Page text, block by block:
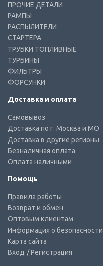
ПРОЧИЕ ДЕТАЛИ
РАМПЫ
РАСПЫЛИТЕЛИ
СТАРТЕРА
ТРУБКИ ТОПЛИВНЫЕ
ТУРБИНЫ
ФИЛЬТРЫ
ФОРСУНКИ
Доставка и оплата
Самовывоз
Доставка по г. Москва и МО
Доставка в другие регионы
Безналичная оплата
Оплата наличными
Помощь
Правила работы
Возврат и обмен
Оптовым клиентам
Информация о безопасности
Карта сайта
Вход / Регистрация